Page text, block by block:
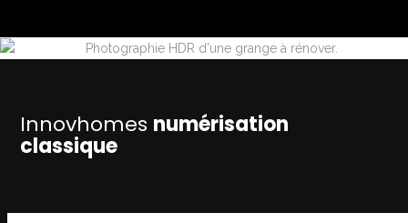
Innovhomes numérisation
classique